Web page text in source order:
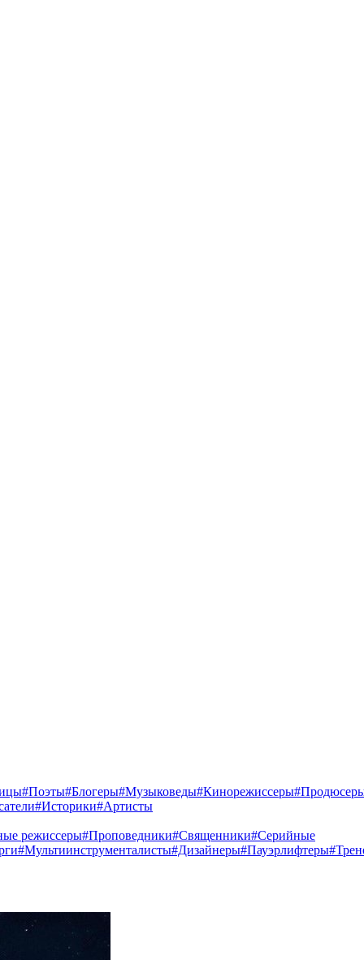
#Поэты#Блогеры#Музыковеды#Кинорежиссеры
#Историки#Артисты
режиссеры#Проповедники#Священники#Серийные
#Мультиинструменталисты#Дизайнеры#Пауэрлифтеры